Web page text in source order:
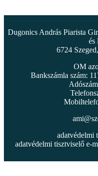
Dugonics András Piarista
és
6724
OM
Bankszámla szám:
adatvédelmi
adatvédelmi tisztviselő e-